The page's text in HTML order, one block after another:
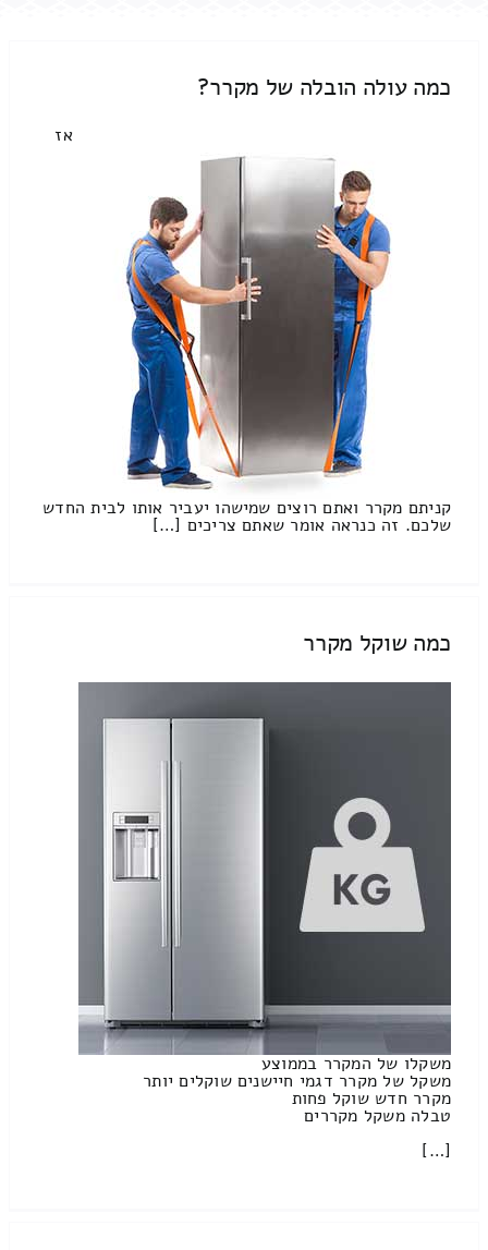
כמה עולה הובלה של מקרר?
אז
קניתם מקרר ואתם רוצים שמישהו יעביר אותו לבית החדש
שלכם. זה כנראה אומר שאתם צריכים […]
כמה שוקל מקרר
משקלו של המקרר בממוצע
משקל של מקרר דגמי חיישנים שוקלים יותר
מקרר חדש שוקל פחות
טבלה משקל מקררים
[…]